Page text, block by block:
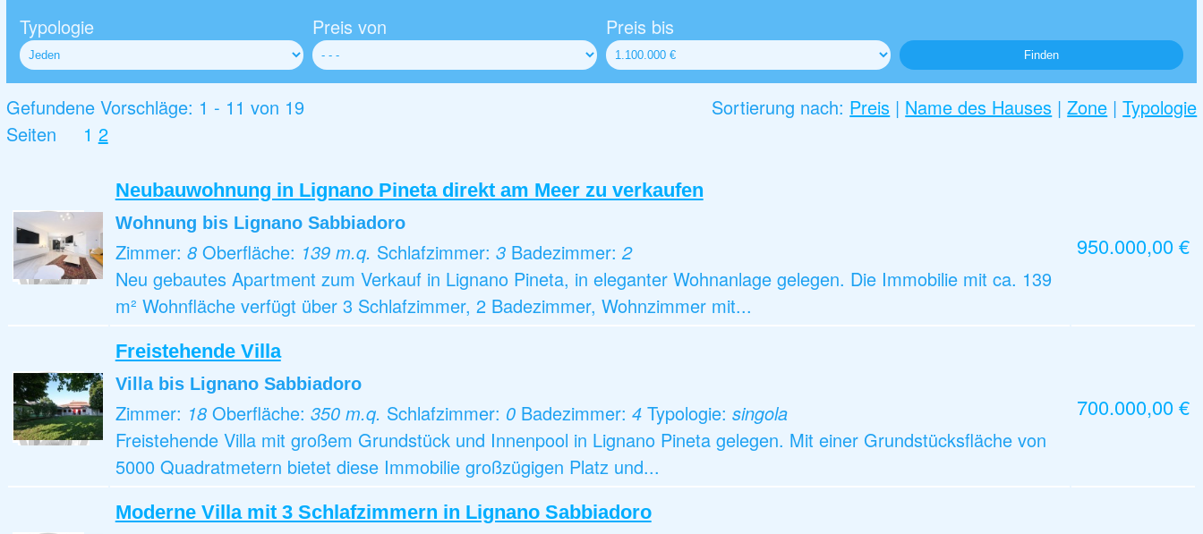
Typologie Preis von Preis bis
Gefundene Vorschläge: 1 - 11 von 19 Sortierung nach: Preis | Name des Hauses |Zone |Typologie
Seiten
1 2
Neubauwohnung in Lignano Pineta direkt am Meer zu verkaufen
Wohnung bis Lignano Sabbiadoro
Zimmer: 8 Oberfläche: 139 m.q. Schlafzimmer: 3 Badezimmer:2
Neu gebautes Apartment zum Verkauf in Lignano Pineta, in eleganter Wohnanlage gelegen. Die Immobilie mit ca. 139
m² Wohnfläche verfügt über 3 Schlafzimmer, 2 Badezimmer, Wohnzimmer mit...
950.000,00 €
Freistehende Villa
Villa bis Lignano Sabbiadoro
Zimmer: 18 Oberfläche: 350 m.q. Schlafzimmer: 0 Badezimmer: 4 Typologie: singola
Freistehende Villa mit großem Grundstück und Innenpool in Lignano Pineta gelegen. Mit einer Grundstücksfläche von
5000 Quadratmetern bietet diese Immobilie großzügigen Platz und...
700.000,00 €
Moderne Villa mit 3 Schlafzimmern in Lignano Sabbiadoro